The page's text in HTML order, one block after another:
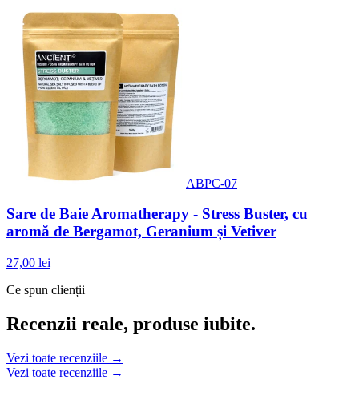
ABPC-07
Sare de Baie Aromatherapy - Stress Buster, cu
aromă de Bergamot, Geranium și Vetiver
27,00 lei
Ce spun clienții
Recenzii reale, produse iubite.
Vezi toate recenziile →
Vezi toate recenziile →